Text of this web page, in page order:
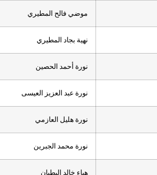
موضي فالح المطيري
نهية بجاد المطيري
نورة أحمد الحصين
نورة عبد العزيز العيسى
نورة هليل العازمي
نورة محمد الجبرين
هياء خالد البطيان